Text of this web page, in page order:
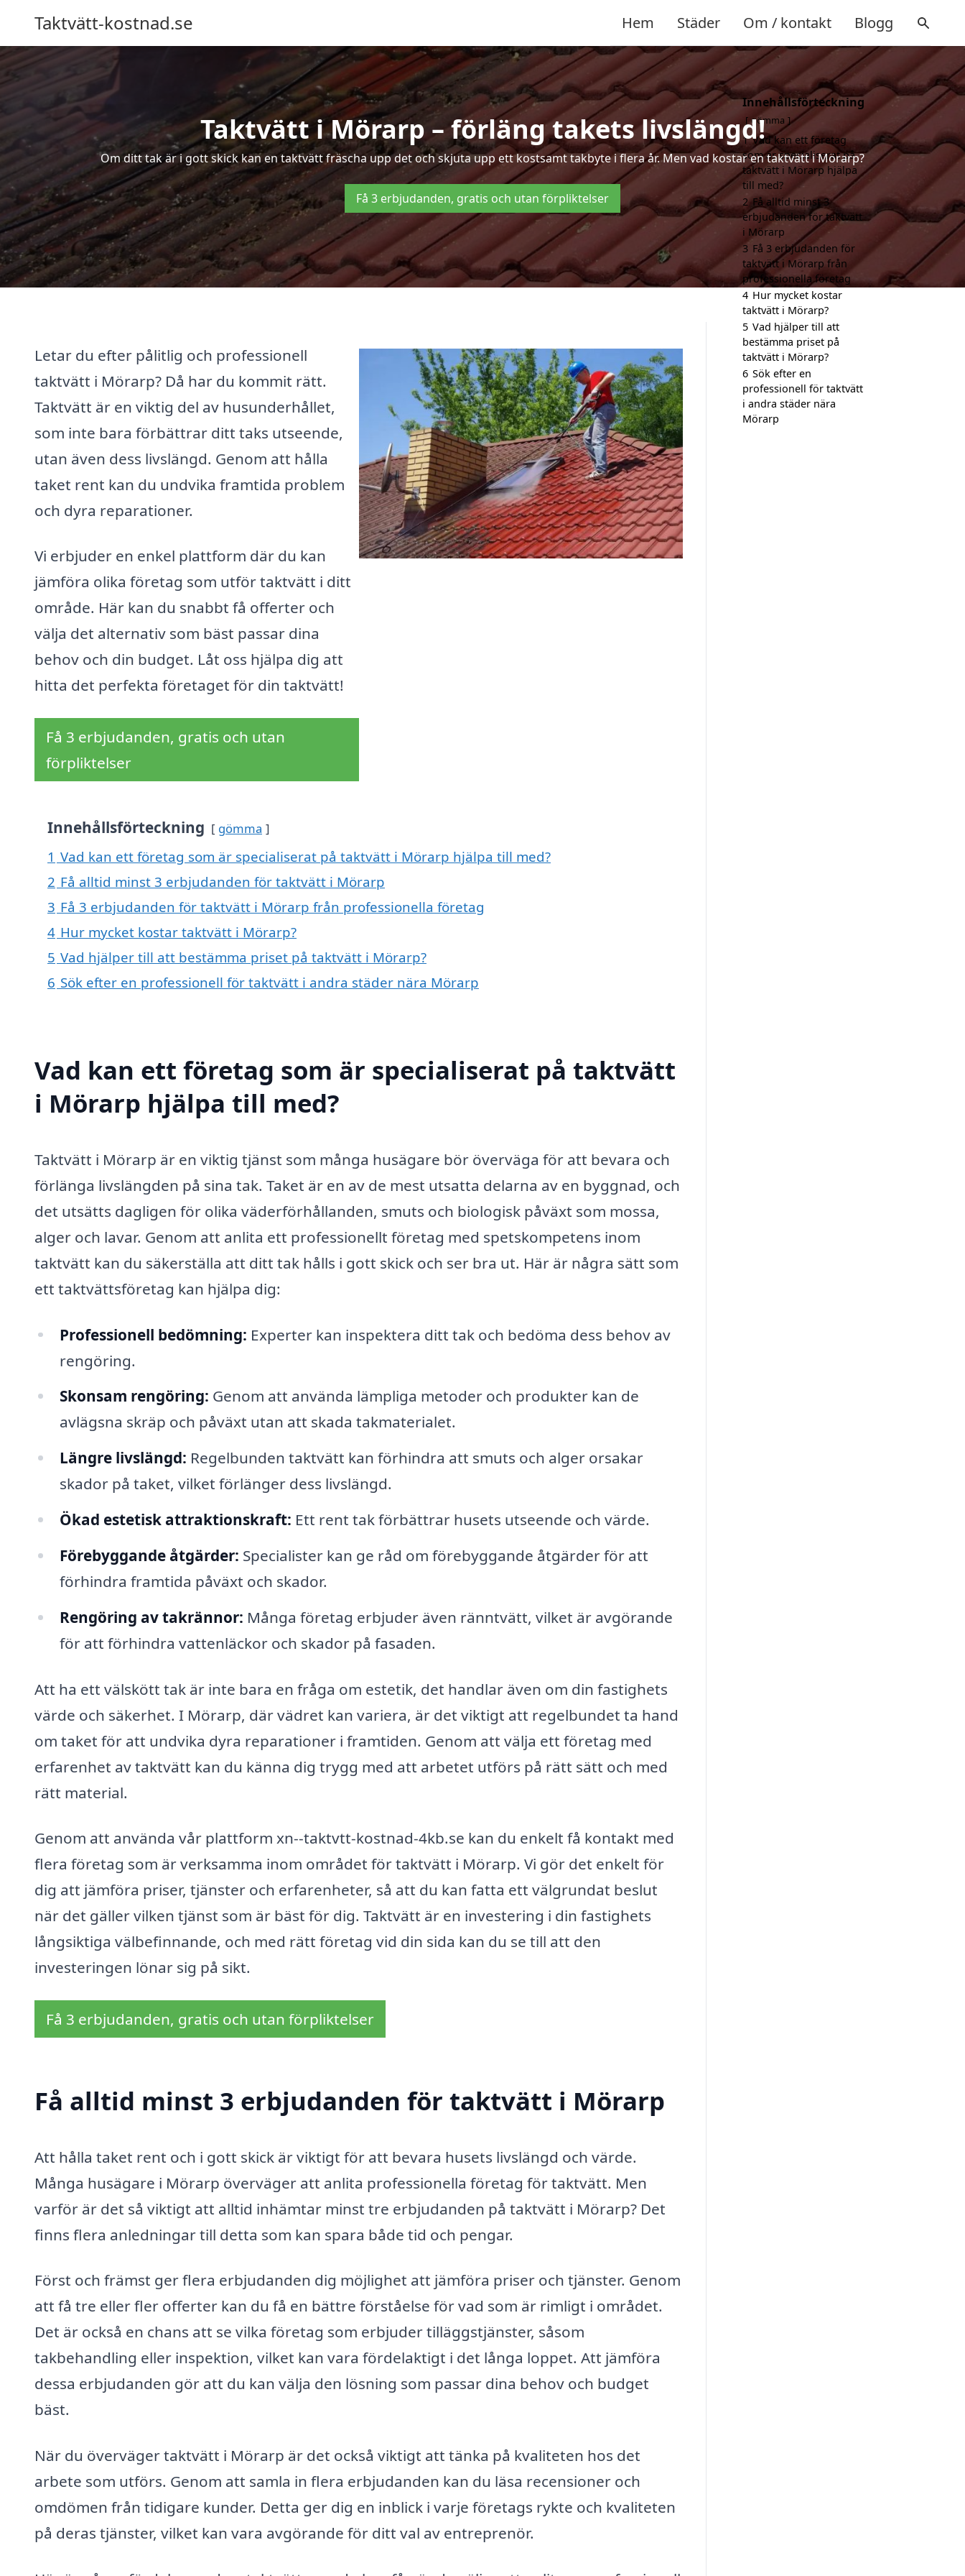
Taktvätt-kostnad.se Hem Städer Om / kontakt Blogg
Taktvätt i Mörarp – förläng takets livslängd!
Om ditt tak är i gott skick kan en taktvätt fräscha upp det och skjuta upp ett kostsamt takbyte i flera år. Men vad kostar en taktvätt i Mörarp?
Få 3 erbjudanden, gratis och utan förpliktelser
Letar du efter pålitlig och professionell
taktvätt i Mörarp? Då har du kommit rätt.
Taktvätt är en viktig del av husunderhållet,
som inte bara förbättrar ditt taks utseende,
utan även dess livslängd. Genom att hålla
taket rent kan du undvika framtida problem
och dyra reparationer.
Vi erbjuder en enkel plattform där du kan
jämföra olika företag som utför taktvätt i ditt
område. Här kan du snabbt få offerter och
välja det alternativ som bäst passar dina
behov och din budget. Låt oss hjälpa dig att
hitta det perfekta företaget för din taktvätt!
Få 3 erbjudanden, gratis och utan
förpliktelser
Innehållsförteckning gömma
1 Vad kan ett företag som är specialiserat på taktvätt i Mörarp hjälpa till med?
2 Få alltid minst 3 erbjudanden för taktvätt i Mörarp
3 Få 3 erbjudanden för taktvätt i Mörarp från professionella företag
4 Hur mycket kostar taktvätt i Mörarp?
5 Vad hjälper till att bestämma priset på taktvätt i Mörarp?
6 Sök efter en professionell för taktvätt i andra städer nära Mörarp
Vad kan ett företag som är specialiserat på taktvätt
i Mörarp hjälpa till med?
Taktvätt i Mörarp är en viktig tjänst som många husägare bör överväga för att bevara och
förlänga livslängden på sina tak. Taket är en av de mest utsatta delarna av en byggnad, och
det utsätts dagligen för olika väderförhållanden, smuts och biologisk påväxt som mossa,
alger och lavar. Genom att anlita ett professionellt företag med spetskompetens inom
taktvätt kan du säkerställa att ditt tak hålls i gott skick och ser bra ut. Här är några sätt som
ett taktvättsföretag kan hjälpa dig:
Professionell bedömning: Experter kan inspektera ditt tak och bedöma dess behov av
rengöring.
Skonsam rengöring: Genom att använda lämpliga metoder och produkter kan de
avlägsna skräp och påväxt utan att skada takmaterialet.
Längre livslängd: Regelbunden taktvätt kan förhindra att smuts och alger orsakar
skador på taket, vilket förlänger dess livslängd.
Ökad estetisk attraktionskraft: Ett rent tak förbättrar husets utseende och värde.
Förebyggande åtgärder: Specialister kan ge råd om förebyggande åtgärder för att
förhindra framtida påväxt och skador.
Rengöring av takrännor: Många företag erbjuder även ränntvätt, vilket är avgörande
för att förhindra vattenläckor och skador på fasaden.
Att ha ett välskött tak är inte bara en fråga om estetik, det handlar även om din fastighets
värde och säkerhet. I Mörarp, där vädret kan variera, är det viktigt att regelbundet ta hand
om taket för att undvika dyra reparationer i framtiden. Genom att välja ett företag med
erfarenhet av taktvätt kan du känna dig trygg med att arbetet utförs på rätt sätt och med
rätt material.
Genom att använda vår plattform xn--taktvtt-kostnad-4kb.se kan du enkelt få kontakt med
flera företag som är verksamma inom området för taktvätt i Mörarp. Vi gör det enkelt för
dig att jämföra priser, tjänster och erfarenheter, så att du kan fatta ett välgrundat beslut
när det gäller vilken tjänst som är bäst för dig. Taktvätt är en investering i din fastighets
långsiktiga välbefinnande, och med rätt företag vid din sida kan du se till att den
investeringen lönar sig på sikt.
Få 3 erbjudanden, gratis och utan förpliktelser
Få alltid minst 3 erbjudanden för taktvätt i Mörarp
Att hålla taket rent och i gott skick är viktigt för att bevara husets livslängd och värde.
Många husägare i Mörarp överväger att anlita professionella företag för taktvätt. Men
varför är det så viktigt att alltid inhämtar minst tre erbjudanden på taktvätt i Mörarp? Det
finns flera anledningar till detta som kan spara både tid och pengar.
Först och främst ger flera erbjudanden dig möjlighet att jämföra priser och tjänster. Genom
att få tre eller fler offerter kan du få en bättre förståelse för vad som är rimligt i området.
Det är också en chans att se vilka företag som erbjuder tilläggstjänster, såsom
takbehandling eller inspektion, vilket kan vara fördelaktigt i det långa loppet. Att jämföra
dessa erbjudanden gör att du kan välja den lösning som passar dina behov och budget
bäst.
När du överväger taktvätt i Mörarp är det också viktigt att tänka på kvaliteten hos det
arbete som utförs. Genom att samla in flera erbjudanden kan du läsa recensioner och
omdömen från tidigare kunder. Detta ger dig en inblick i varje företags rykte och kvaliteten
på deras tjänster, vilket kan vara avgörande för ditt val av entreprenör.
Innehållsförteckning
gömma
1 Vad kan ett företag
som är specialiserat på
taktvätt i Mörarp hjälpa
till med?
2 Få alltid minst 3
erbjudanden för taktvätt
i Mörarp
3 Få 3 erbjudanden för
taktvätt i Mörarp från
professionella företag
4 Hur mycket kostar
taktvätt i Mörarp?
5 Vad hjälper till att
bestämma priset på
taktvätt i Mörarp?
6 Sök efter en
professionell för taktvätt
i andra städer nära
Mörarp